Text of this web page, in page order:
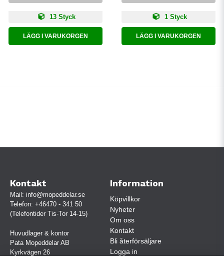
13 Styck
LÄGG I VARUKORGEN
1 Styck
LÄGG I VARUKORGEN
Kontakt
Mail: info@mopeddelar.se
Telefon: +46470 - 341 50
(Telefontider Tis-Tor 14-15)
Huvudlager & kontor
Pata Mopeddelar AB
Kyrkvägen 26
Information
Köpvillkor
Nyheter
Om oss
Kontakt
Bli återförsäljare
Logga in